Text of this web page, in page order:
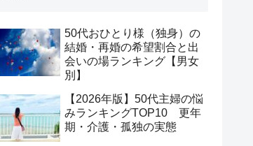
50代おひとり様（独身）の
結婚・再婚の希望割合と出
会いの場ランキング【男女
別】
【2026年版】50代主婦の悩
みランキングTOP10 更年
期・介護・孤独の実態